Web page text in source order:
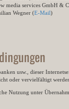
media services GmbH &
Wegner (E-Mail)
usw., dieser
oder vervielfältigt
Nutzung unter